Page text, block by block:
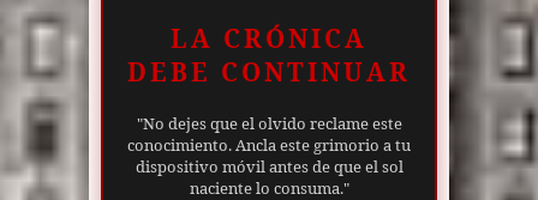
LA CRÓNICA
DEBE CONTINUAR
"No dejes que el olvido reclame este
conocimiento. Ancla este grimorio a tu
dispositivo móvil antes de que el sol
naciente lo consuma."